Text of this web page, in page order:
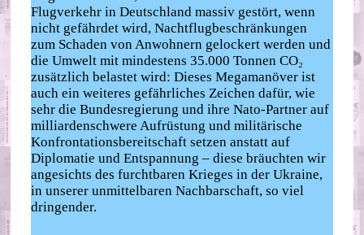
Flugverkehr in Deutschland massiv gestört, wenn
nicht gefährdet wird, Nachtflugbeschränkungen
zum Schaden von Anwohnern gelockert werden und
die Umwelt mit mindestens 35.000 Tonnen CO₂
zusätzlich belastet wird: Dieses Megamanöver ist
auch ein weiteres gefährliches Zeichen dafür, wie
sehr die Bundesregierung und ihre Nato-Partner auf
milliardenschwere Aufrüstung und militärische
Konfrontationsbereitschaft setzen anstatt auf
Diplomatie und Entspannung – diese bräuchten wir
angesichts des furchtbaren Krieges in der Ukraine,
in unserer unmittelbaren Nachbarschaft, so viel
dringender.